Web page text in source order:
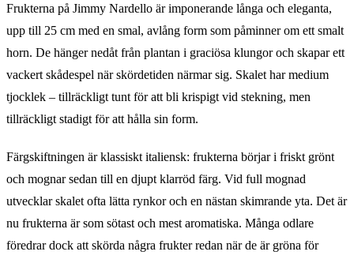
Frukterna på Jimmy Nardello är imponerande långa och eleganta,
upp till 25 cm med en smal, avlång form som påminner om ett smalt
horn. De hänger nedåt från plantan i graciösa klungor och skapar ett
vackert skådespel när skördetiden närmar sig. Skalet har medium
tjocklek – tillräckligt tunt för att bli krispigt vid stekning, men
tillräckligt stadigt för att hålla sin form.
Färgskiftningen är klassiskt italiensk: frukterna börjar i friskt grönt
och mognar sedan till en djupt klarröd färg. Vid full mognad
utvecklar skalet ofta lätta rynkor och en nästan skimrande yta. Det är
nu frukterna är som sötast och mest aromatiska. Många odlare
föredrar dock att skörda några frukter redan när de är gröna för